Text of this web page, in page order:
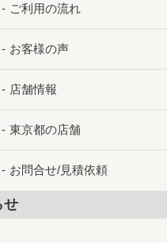
ご利用の流れ
お客様の声
店舗情報
東京都の店舗
お問合せ/見積依頼
せ